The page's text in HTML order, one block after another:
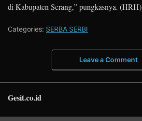
di Kabupaten Serang,” pungkasnya. (HRH)
Categories: SERBA SERBI
Leave a Comment
Gesit.co.id